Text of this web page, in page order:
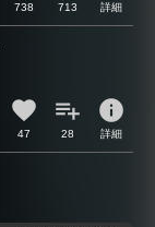
738 713 詳細
47 28
info
詳細